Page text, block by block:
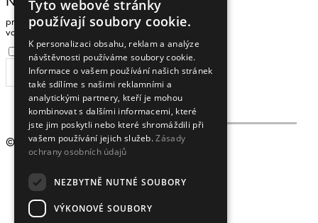
pro zasílání zpráv a novinek zadejte prosím
vaši e-mailovou adresu
Souhlasím se zpracováním osobních údajů
ODEBÍRAT
© 2009 - 2026Crystalex CZ, s.r.o.
Tyto webové stránky
používají soubory cookie.
K personalizaci obsahu, reklam a analýze
návštěvnosti používáme soubory cookie.
Informace o vašem používání našich stránek
také sdílíme s našimi reklamními a
analytickými partnery, kteří je mohou
kombinovat s dalšími informacemi, které
jste jim poskytli nebo které shromáždili při
vašem používání jejich služeb.Zásady
ochrany osobních údajů
NEZBYTNĚ NUTNÉ SOUBORY
VÝKONOVÉ SOUBORY